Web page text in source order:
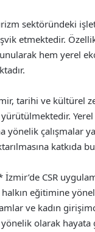
sektöründeki
etmektedir.
hem yerel
tarihi ve kültürel
yönelik çalışmalar
katkıda
CSR
eğitimine
ve kadın
olarak hayata